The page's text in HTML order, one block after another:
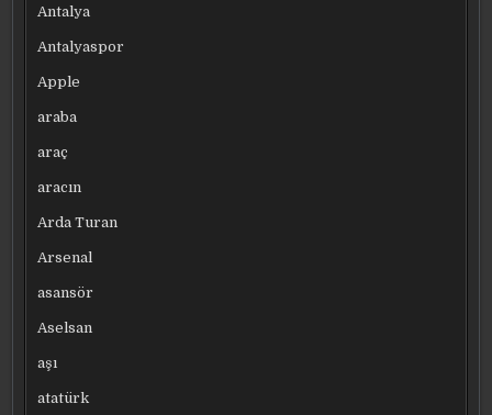
Antalya
Antalyaspor
Apple
araba
araç
aracın
Arda Turan
Arsenal
asansör
Aselsan
aşı
atatürk